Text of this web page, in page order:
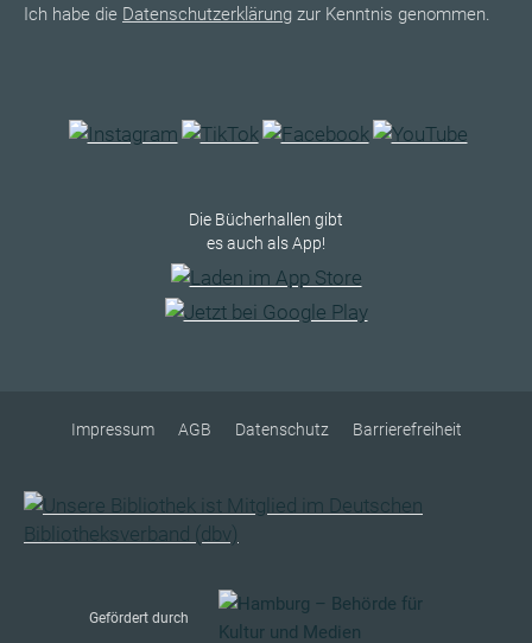
Ich habe die Datenschutzerklärung zur Kenntnis genommen.
Die Bücherhallen gibt
es auch als App!
Impressum AGB Datenschutz Barrierefreiheit
Gefördert durch